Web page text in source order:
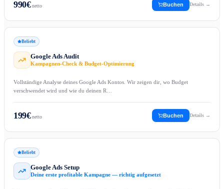
990€netto Buchen Details →
Beliebt
Google Ads Audit
Kampagnen-Check & Budget-Optimierung
Vollständige Analyse deines Google Ads Kontos. Wir zeigen dir, wo Budget
verschwendet wird und wie du deinen R…
199€netto Buchen Details →
Beliebt
Google Ads Setup
Deine erste profitable Kampagne — richtig aufgesetzt